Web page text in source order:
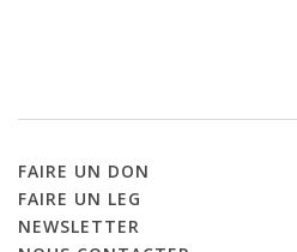
FAIRE UN DON
FAIRE UN LEG
NEWSLETTER